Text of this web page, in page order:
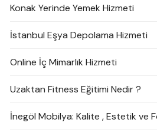
Konak Yerinde Yemek Hizmeti
İstanbul Eşya Depolama Hizmeti
Online İç Mimarlık Hizmeti
Uzaktan Fitness Eğitimi Nedir ?
İnegöl Mobilya: Kalite , Estetik ve